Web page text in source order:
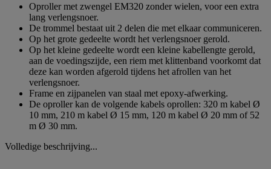
Oproller met zwengel EM320 zonder wielen, voor een extra
lang verlengsnoer.
De trommel bestaat uit 2 delen die met elkaar communiceren.
Op het grote gedeelte wordt het verlengsnoer gerold.
Op het kleine gedeelte wordt een kleine kabellengte gerold,
aan de voedingszijde, een riem met klittenband voorkomt dat
deze kan worden afgerold tijdens het afrollen van het
verlengsnoer.
Frame en zijpanelen van staal met epoxy-afwerking.
De oproller kan de volgende kabels oprollen: 320 m kabel Ø
10 mm, 210 m kabel Ø 15 mm, 120 m kabel Ø 20 mm of 52
m Ø 30 mm.
Volledige beschrijving...